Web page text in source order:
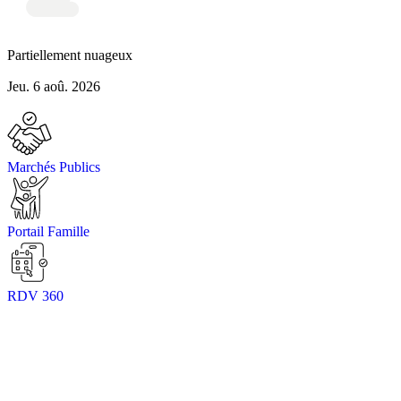
Partiellement nuageux
Jeu. 6 aoû. 2026
Marchés Publics
Portail Famille
RDV 360